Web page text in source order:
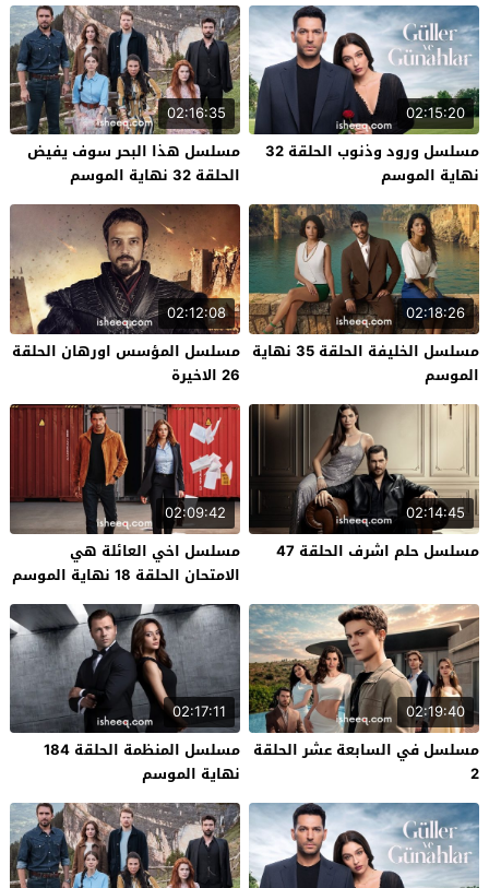
02:15:20
مسلسل ورود وذنوب الحلقة 32
نهاية الموسم
02:16:35
مسلسل هذا البحر سوف يفيض
الحلقة 32 نهاية الموسم
02:18:26
مسلسل الخليفة الحلقة 35 نهاية
الموسم
02:12:08
مسلسل المؤسس اورهان الحلقة
26 الاخيرة
02:14:45
مسلسل حلم اشرف الحلقة 47
02:09:42
مسلسل اخي العائلة هي
الامتحان الحلقة 18 نهاية الموسم
02:19:40
مسلسل في السابعة عشر الحلقة
2
02:17:11
مسلسل المنظمة الحلقة 184
نهاية الموسم